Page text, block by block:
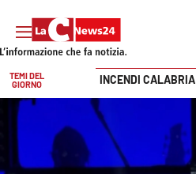
SEZIONI
Cronaca
Vai
TEMI DEL
GIORNO
INCENDI CALABRIA